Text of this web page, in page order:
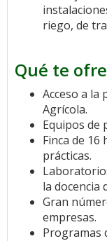
riego, de
Qué te
Acceso a la
Agrícola.
Equipos de
Finca de 16
prácticas.
la docencia
Gran
empresas.
Programas